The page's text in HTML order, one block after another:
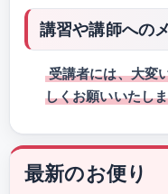
講習や講師への
受講者には、大変
しくお願いいたし
最新のお便り